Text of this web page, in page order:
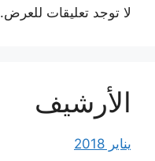
لا توجد تعليقات للعرض.
الأرشيف
يناير 2018